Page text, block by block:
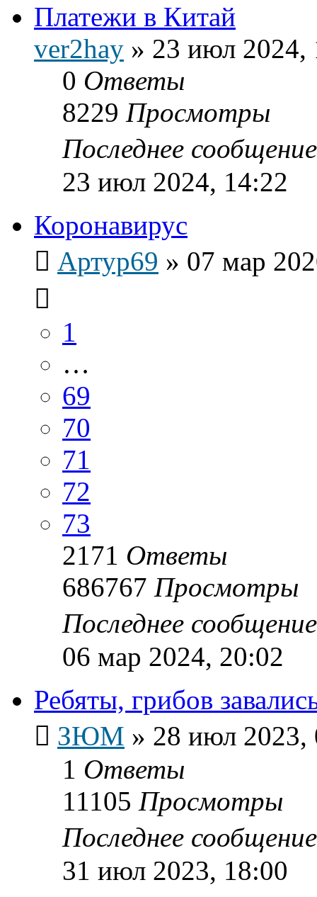
Платежи в Китай
ver2hay » 23 июл 2024,
0 Ответы
8229 Просмотры
Последнее
23 июл 2024, 14:22
Коронавирус
Артур69 » 07 мар
1
…
69
70
71
72
73
2171 Ответы
686767 Просмотры
Последнее
06 мар 2024, 20:02
Ребяты, грибов
ЗЮМ » 28 июл 2023,
1 Ответы
11105 Просмотры
Последнее
31 июл 2023, 18:00